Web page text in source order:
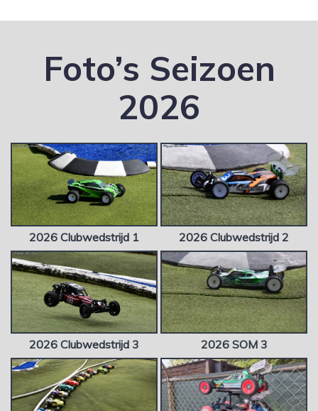
Foto’s Seizoen
2026
2026 Clubwedstrijd 1 2026 Clubwedstrijd 2
2026 Clubwedstrijd 3 2026 SOM 3